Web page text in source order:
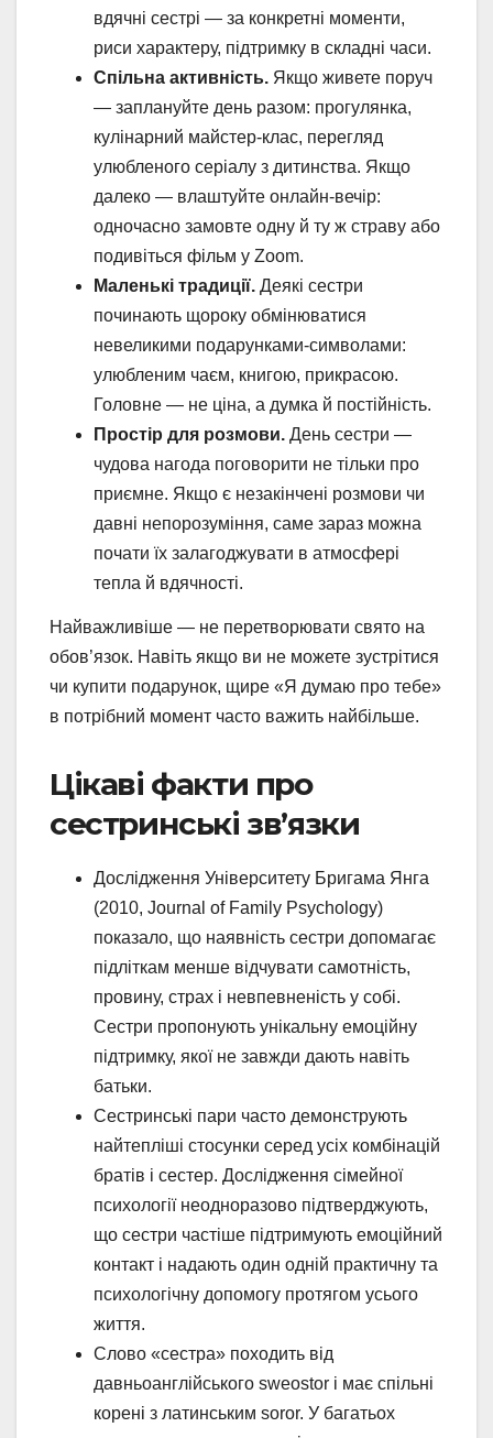
вдячні сестрі — за конкретні моменти,
риси характеру, підтримку в складні часи.
Спільна активність. Якщо живете поруч
— заплануйте день разом: прогулянка,
кулінарний майстер-клас, перегляд
улюбленого серіалу з дитинства. Якщо
далеко — влаштуйте онлайн-вечір:
одночасно замовте одну й ту ж страву або
подивіться фільм у Zoom.
Маленькі традиції. Деякі сестри
починають щороку обмінюватися
невеликими подарунками-символами:
улюбленим чаєм, книгою, прикрасою.
Головне — не ціна, а думка й постійність.
Простір для розмови. День сестри —
чудова нагода поговорити не тільки про
приємне. Якщо є незакінчені розмови чи
давні непорозуміння, саме зараз можна
почати їх залагоджувати в атмосфері
тепла й вдячності.
Найважливіше — не перетворювати свято на
обов’язок. Навіть якщо ви не можете зустрітися
чи купити подарунок, щире «Я думаю про тебе»
в потрібний момент часто важить найбільше.
Цікаві факти про
сестринські зв’язки
Дослідження Університету Бригама Янга
(2010, Journal of Family Psychology)
показало, що наявність сестри допомагає
підліткам менше відчувати самотність,
провину, страх і невпевненість у собі.
Сестри пропонують унікальну емоційну
підтримку, якої не завжди дають навіть
батьки.
Сестринські пари часто демонструють
найтепліші стосунки серед усіх комбінацій
братів і сестер. Дослідження сімейної
психології неодноразово підтверджують,
що сестри частіше підтримують емоційний
контакт і надають один одній практичну та
психологічну допомогу протягом усього
життя.
Слово «сестра» походить від
давньоанглійського sweostor і має спільні
корені з латинським soror. У багатьох